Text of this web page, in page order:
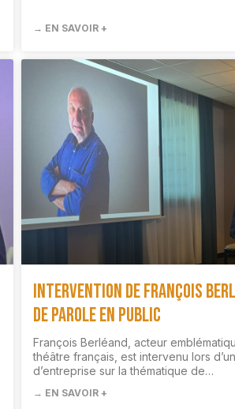
→ EN SAVOIR +
Intervention de François
de parole en public
François Berléand, acteur
théâtre français, est intervenu lors
d’entreprise sur la thématique de…
→ EN SAVOIR +